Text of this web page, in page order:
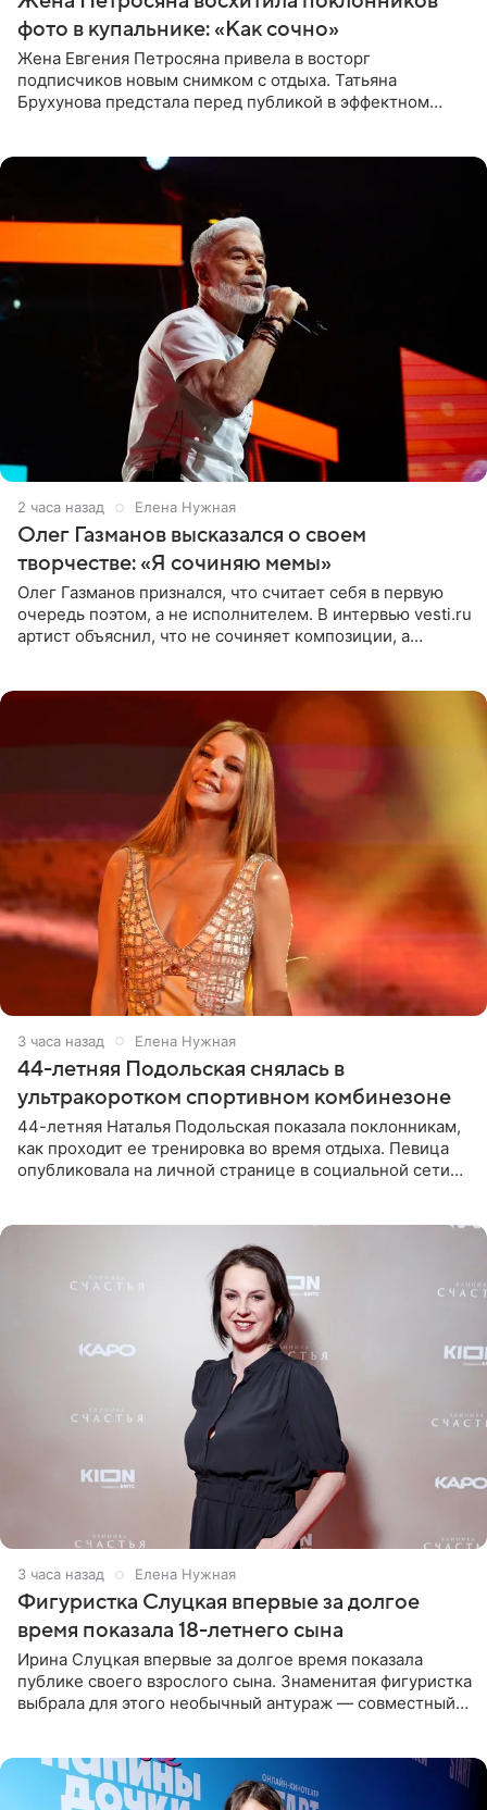
фото в купальнике: «Как сочно»
Жена Евгения Петросяна привела в восторг
подписчиков новым снимком с отдыха. Татьяна
Брухунова предстала перед публикой в эффектном
2 часа назад Елена Нужная
Олег Газманов высказался о своем
творчестве: «Я сочиняю мемы»
Олег Газманов признался, что считает себя в первую
очередь поэтом, а не исполнителем. В интервью vesti.ru
артист объяснил, что не сочиняет композиции, а
3 часа назад Елена Нужная
44-летняя Подольская снялась в
ультракоротком спортивном комбинезоне
44-летняя Наталья Подольская показала поклонникам,
как проходит ее тренировка во время отдыха. Певица
опубликовала на личной странице в социальной сети
3 часа назад Елена Нужная
Фигуристка Слуцкая впервые за долгое
время показала 18-летнего сына
Ирина Слуцкая впервые за долгое время показала
публике своего взрослого сына. Знаменитая фигуристка
выбрала для этого необычный антураж — совместный